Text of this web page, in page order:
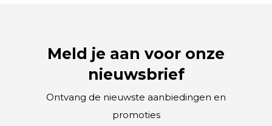
Meld je aan voor onze
nieuwsbrief
Ontvang de nieuwste aanbiedingen en
promoties